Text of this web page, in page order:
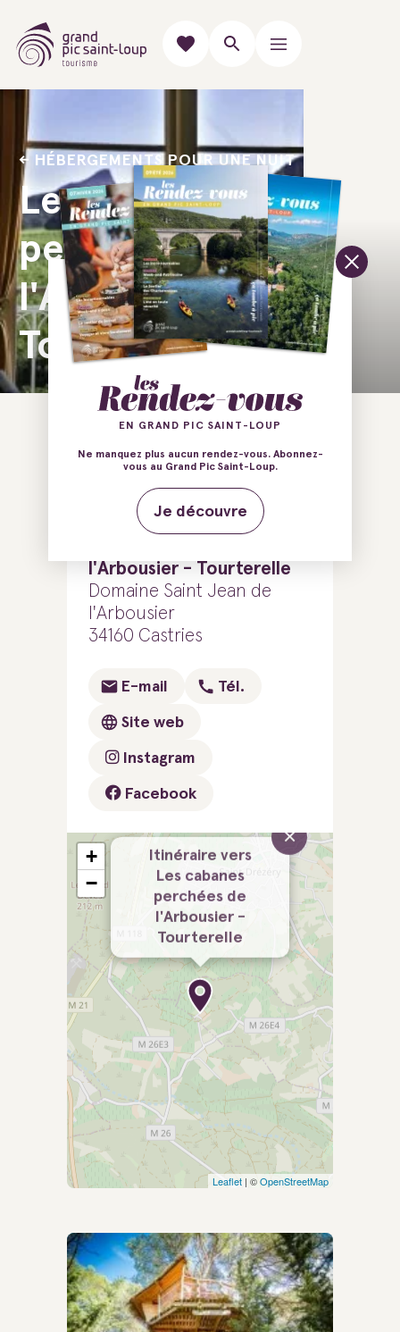
HÉBERGEMENTS POUR UNE NUIT
Les cabanes
perchées de
l'Arbousier -
Tourterelle
Ajouter au carnet de voyage
l'Arbousier - Tourterelle
Domaine Saint Jean de
l'Arbousier
34160 Castries
E-mail Tél.
Site web
Instagram
Facebook
Itinéraire vers
Les cabanes
perchées de
l'Arbousier -
Tourterelle
×
+
−
Leaflet | ©OpenStreetMap
EN GRAND PIC SAINT-LOUP
Ne manquez plus aucun rendez-vous. Abonnez-
vous au Grand Pic Saint-Loup.
Je découvre